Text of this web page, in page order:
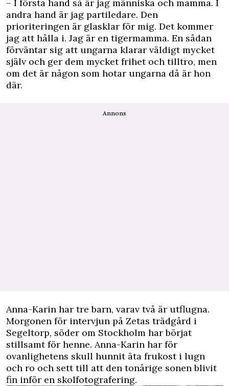
– I första hand så är jag människa och mamma. I
andra hand är jag partiledare. Den
prioriteringen är glasklar för mig. Det kommer
jag att hålla i. Jag är en tigermamma. En sådan
förväntar sig att ungarna klarar väldigt mycket
själv och ger dem mycket frihet och tilltro, men
om det är någon som hotar ungarna då är hon
där.
Annons
Anna-Karin har tre barn, varav två är utflugna.
Morgonen för intervjun på Zetas trädgård i
Segeltorp, söder om Stockholm har börjat
stillsamt för henne. Anna-Karin har för
ovanlighetens skull hunnit äta frukost i lugn
och ro och sett till att den tonårige sonen blivit
fin inför en skolfotografering.